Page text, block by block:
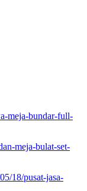
meja-bundar-full-
meja-bulat-set-
18/pusat-jasa-